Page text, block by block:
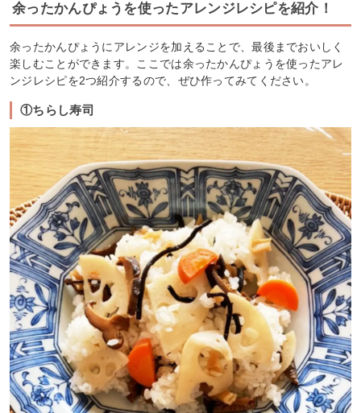
余ったかんぴょうを使ったアレンジレシピを紹介！
余ったかんぴょうにアレンジを加えることで、最後までおいしく
楽しむことができます。ここでは余ったかんぴょうを使ったアレ
ンジレシピを2つ紹介するので、ぜひ作ってみてください。
①ちらし寿司